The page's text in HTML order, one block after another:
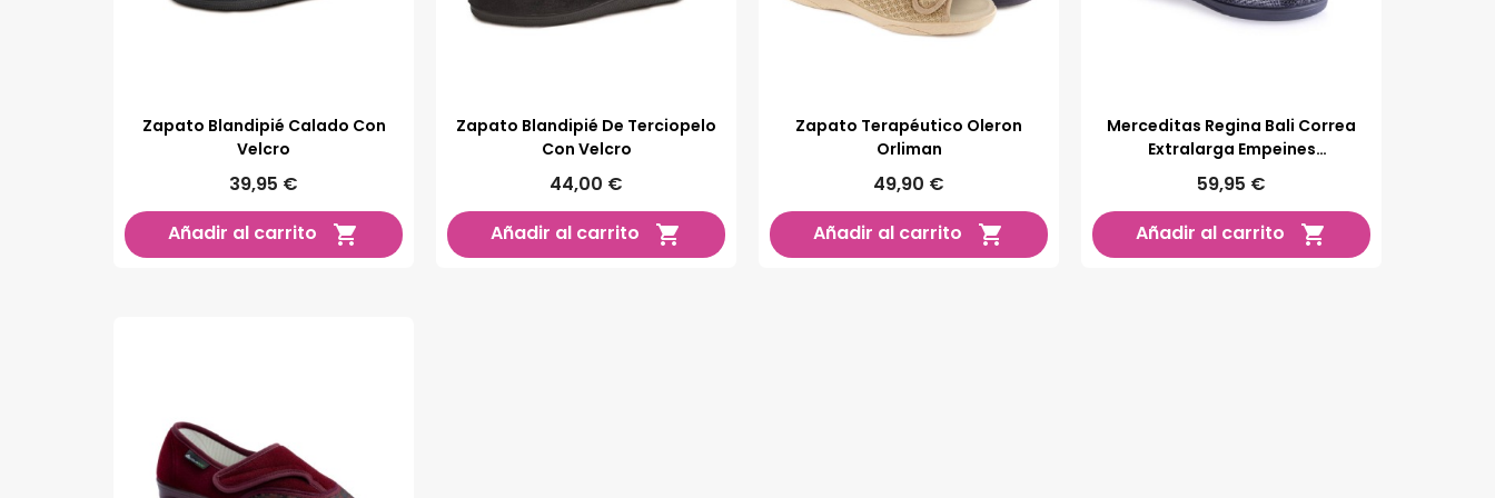
Zapato Blandipié Calado Con
Velcro
39,95 €
Añadir al carrito

Zapato Blandipié De Terciopelo
Con Velcro
44,00 €
Añadir al carrito

Zapato Terapéutico Oleron
Orliman
49,90 €
Añadir al carrito

Merceditas Regina Bali Correa
Extralarga Empeines
Pronunciados Sin Costuras
59,95 €
Añadir al carrito
